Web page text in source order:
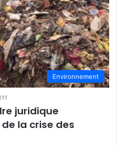
Environnement
juridique
la crise des